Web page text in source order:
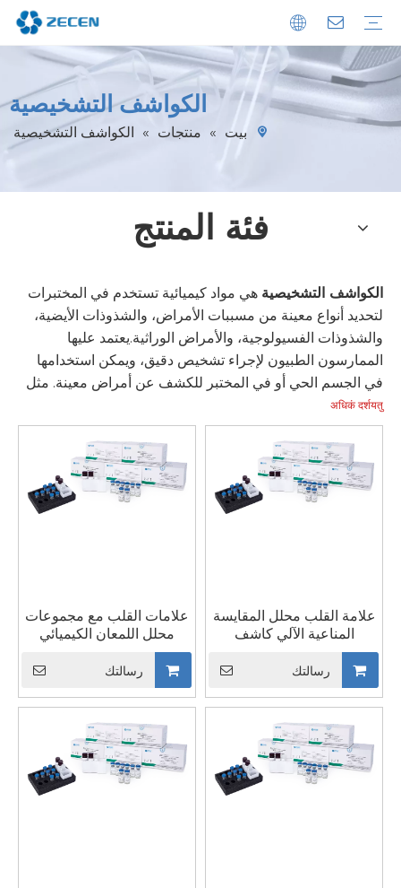
الكواشف التشخيصية
بيت » منتجات » الكواشف التشخيصية
فئة المنتج
الكواشف التشخيصية هي مواد كيميائية تستخدم في المختبرات
لتحديد أنواع معينة من مسببات الأمراض، والشذوذات الأيضية،
والشذوذات الفسيولوجية، والأمراض الوراثية.يعتمد عليها
الممارسون الطبيون لإجراء تشخيص دقيق، ويمكن استخدامها
في الجسم الحي أو في المختبر للكشف عن أمراض معينة. مثل
الغدة الدرقية، وعلامات الورم، وعلامات القلب، والالتهاب،
والخصوبة...
अधिकं दर्शयतु
علامات القلب مع مجموعات
محلل اللمعان الكيميائي
النوع B
رسالتك
علامة القلب محلل المقايسة
المناعية الآلي كاشف
CTnI/MYO/CK-MB/NT-
Dimer/BNP/HCY Kit
رسالتك